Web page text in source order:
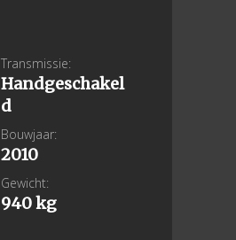
Transmissie:
Handgeschakel
d
Bouwjaar:
2010
Gewicht:
940 kg